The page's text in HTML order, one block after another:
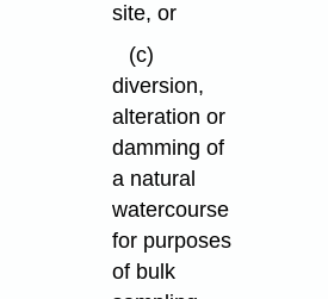
site, or
(c)
diversion,
alteration or
damming of
a natural
watercourse
for purposes
of bulk